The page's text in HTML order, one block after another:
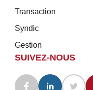
Transaction
Syndic
Gestion
SUIVEZ-NOUS